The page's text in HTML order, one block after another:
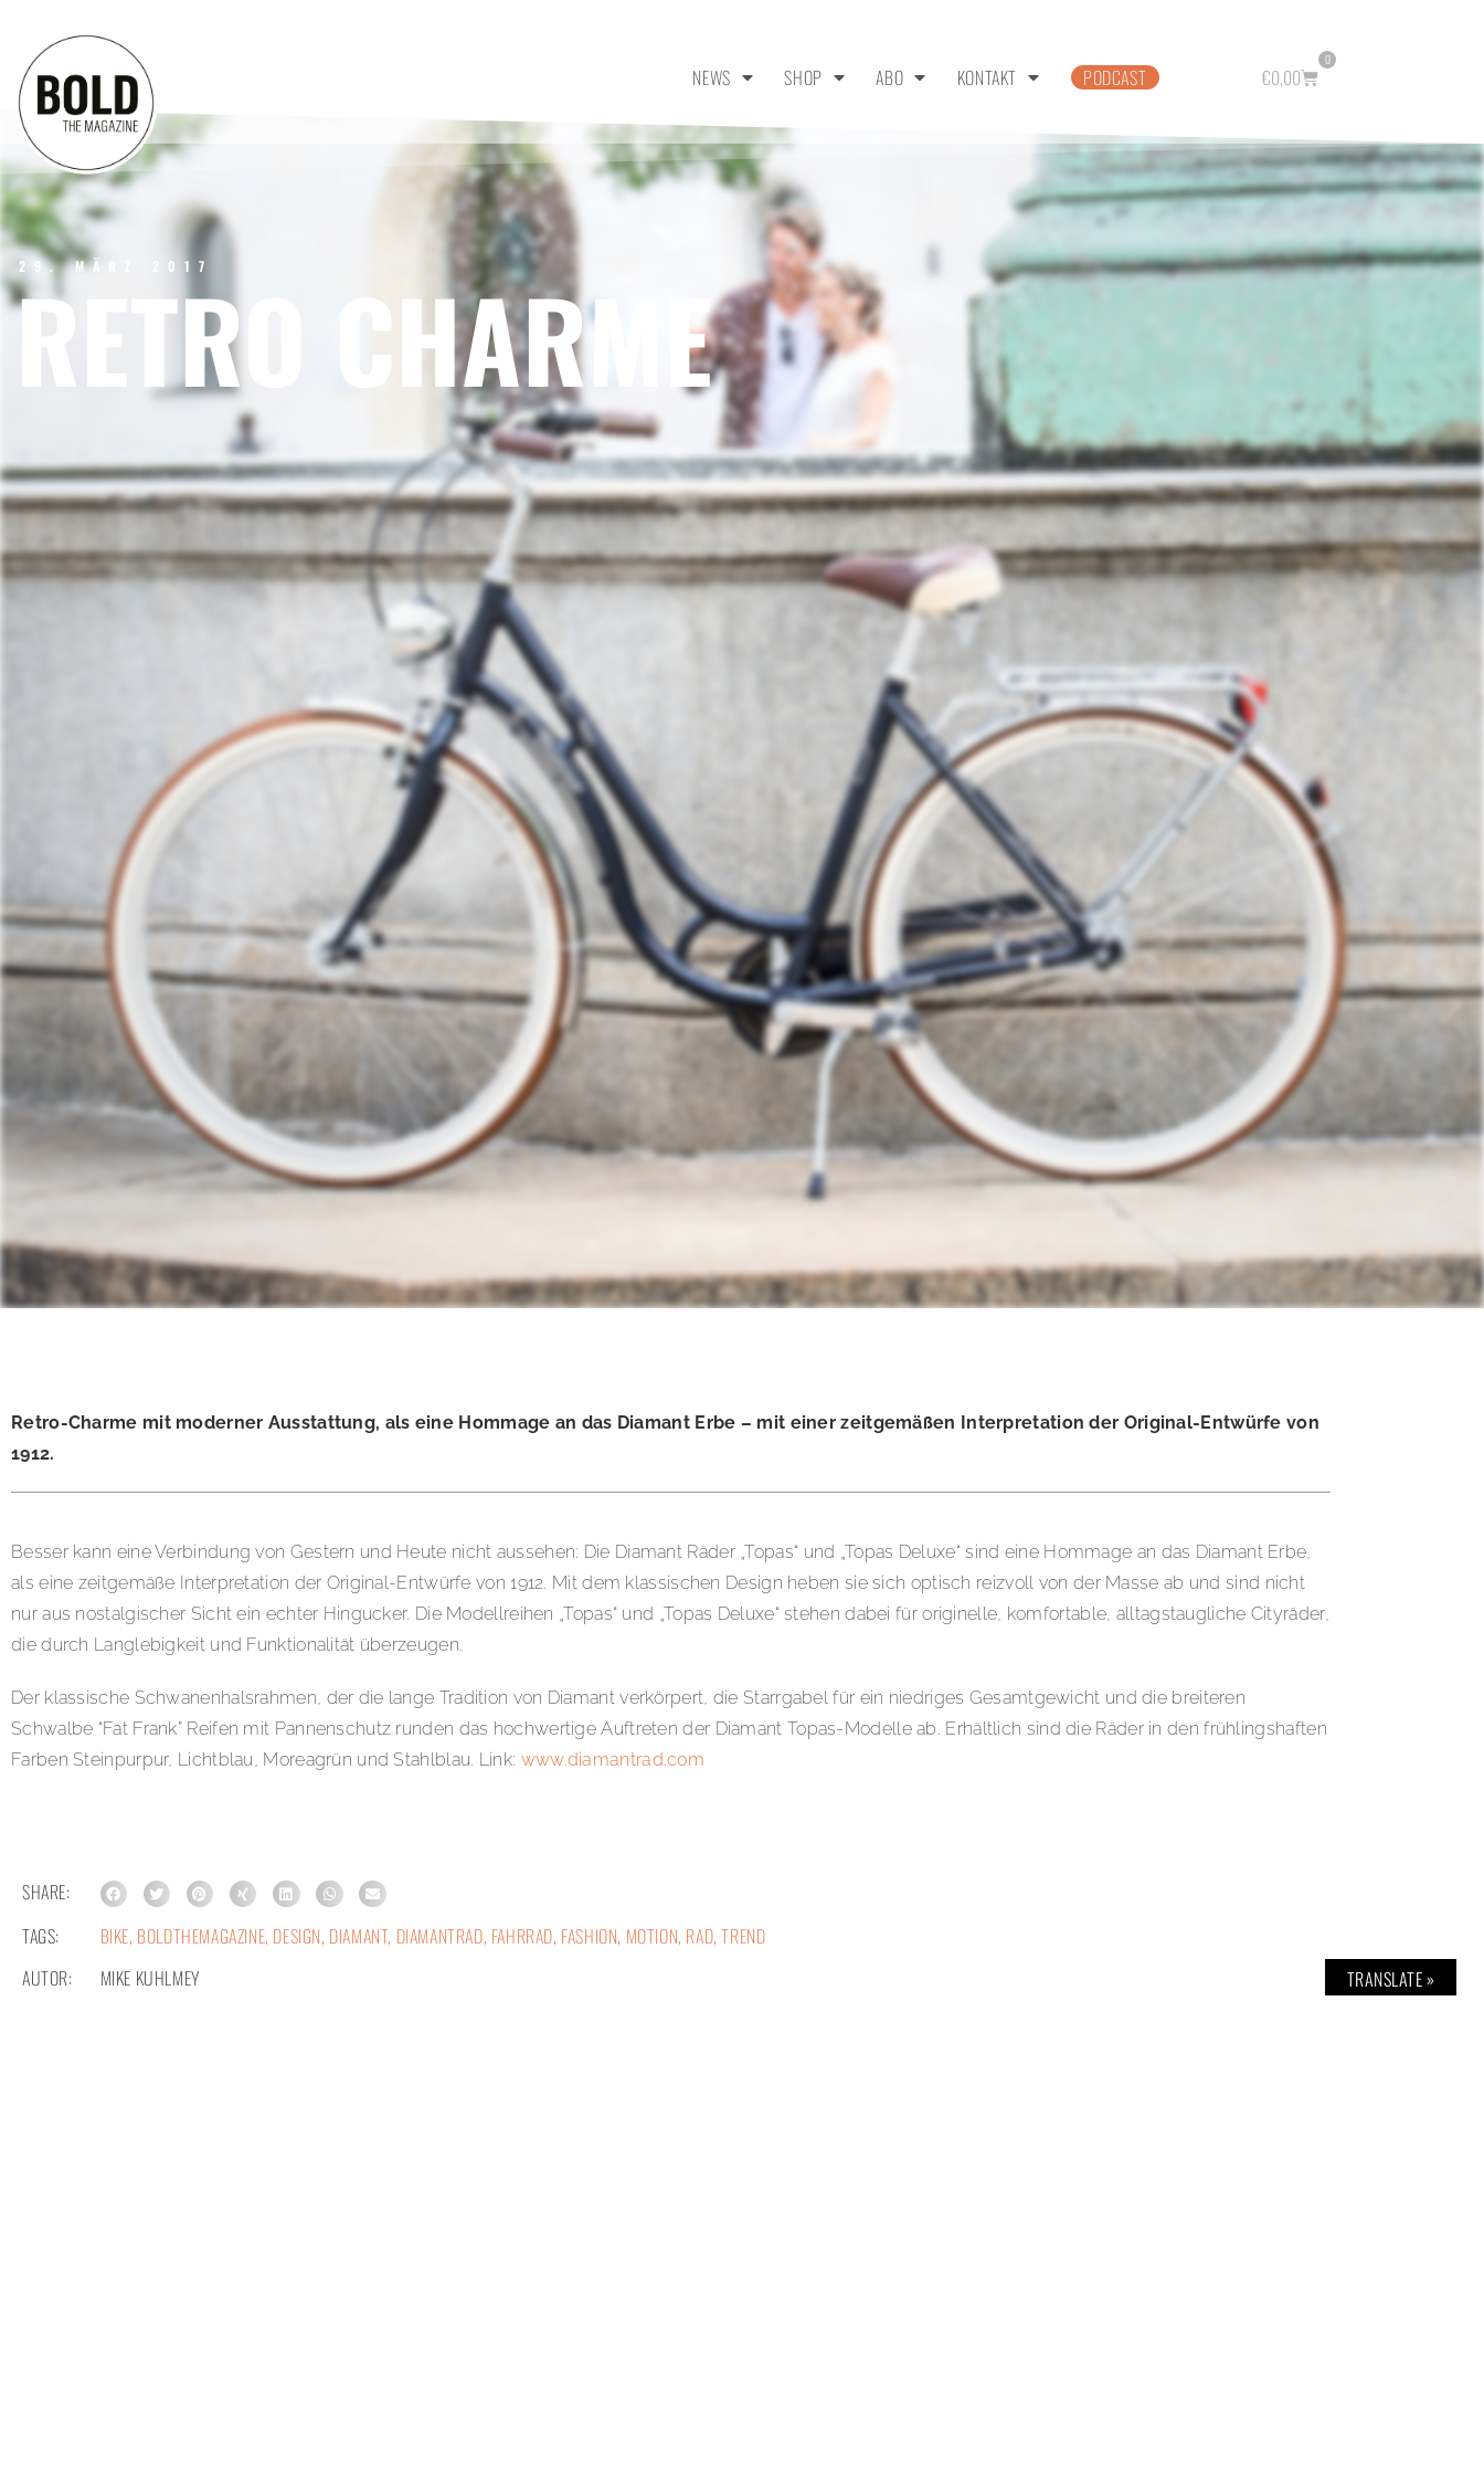
NEWS SHOP ABO KONTAKT PODCAST €0,00
0
29. MÄRZ 2017
RETRO CHARME
Retro-Charme mit moderner Ausstattung, als eine Hommage an das Diamant Erbe – mit einer zeitgemäßen Interpretation der Original-Entwürfe von
1912.
Besser kann eine Verbindung von Gestern und Heute nicht aussehen: Die Diamant Räder „Topas“ und „Topas Deluxe“ sind eine Hommage an das Diamant Erbe,
als eine zeitgemäße Interpretation der Original-Entwürfe von 1912. Mit dem klassischen Design heben sie sich optisch reizvoll von der Masse ab und sind nicht
nur aus nostalgischer Sicht ein echter Hingucker. Die Modellreihen „Topas“ und „Topas Deluxe“ stehen dabei für originelle, komfortable, alltagstaugliche Cityräder,
die durch Langlebigkeit und Funktionalität überzeugen.
Der klassische Schwanenhalsrahmen, der die lange Tradition von Diamant verkörpert, die Starrgabel für ein niedriges Gesamtgewicht und die breiteren
Schwalbe “Fat Frank” Reifen mit Pannenschutz runden das hochwertige Auftreten der Diamant Topas-Modelle ab. Erhältlich sind die Räder in den frühlingshaften
Farben Steinpurpur, Lichtblau, Moreagrün und Stahlblau. Link: www.diamantrad.com
SHARE:
TAGS:
BIKE, BOLDTHEMAGAZINE, DESIGN, DIAMANT, DIAMANTRAD, FAHRRAD, FASHION, MOTION, RAD,TREND
AUTOR:
MIKE KUHLMEY TRANSLATE »